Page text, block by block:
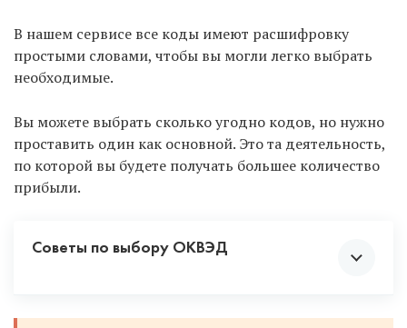
В нашем сервисе все коды имеют расшифровку
простыми словами, чтобы вы могли легко выбрать
необходимые.
Вы можете выбрать сколько угодно кодов, но нужно
проставить один как основной. Это та деятельность,
по которой вы будете получать большее количество
прибыли.
Советы по выбору ОКВЭД